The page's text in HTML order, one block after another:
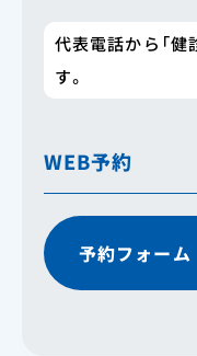
代表電話から「健
す。
WEB予約
予約フォーム